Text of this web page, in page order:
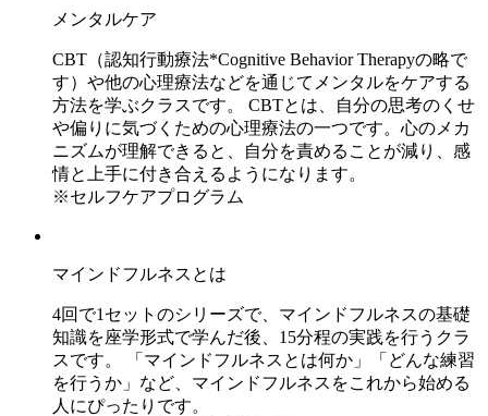
メンタルケア
CBT（認知行動療法*Cognitive Behavior Therapyの略で
す）や他の心理療法などを通じてメンタルをケアする
方法を学ぶクラスです。 CBTとは、自分の思考のくせ
や偏りに気づくための心理療法の一つです。心のメカ
ニズムが理解できると、自分を責めることが減り、感
情と上手に付き合えるようになります。
※セルフケアプログラム
マインドフルネスとは
4回で1セットのシリーズで、マインドフルネスの基礎
知識を座学形式で学んだ後、15分程の実践を行うクラ
スです。 「マインドフルネスとは何か」「どんな練習
を行うか」など、マインドフルネスをこれから始める
人にぴったりです。